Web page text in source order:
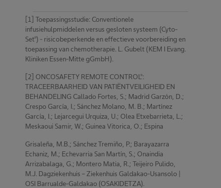
[1] Toepassingsstudie: Conventionele
infusiehulpmiddelen versus gesloten systeem (Cyto-
Set®) - risicobeperkende en effectieve voorbereiding en
toepassing van chemotherapie. L. Gubelt (KEM I Evang.
Kliniken Essen-Mitte gGmbH).
[2] ONCOSAFETY REMOTE CONTROL®:
TRACEERBAARHEID VAN PATIËNTVEILIGHEID EN
BEHANDELING Callado Fortes, S.; Madrid Garzón, D.;
Crespo García, I.; Sánchez Molano, M. B.; Martínez
García, I.; Lejarcegui Urquiza, U.; Olea Etxebarrieta, L.;
Meskaoui Samir, W.; Guinea Vitorica, O.; Espina
Grisaleña, M.B.; Sánchez Tremiño, P.; Barayazarra
Echaniz, M.; Echevarria San Martín, S.; Onaindia
Arrizabalaga, G.; Montero Matia, R.; Teijeiro Pulido,
M.J. Dagziekenhuis – Ziekenhuis Galdakao-Usansolo |
OSI Barrualde-Galdakao (OSAKIDETZA).